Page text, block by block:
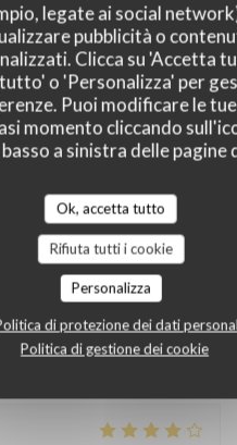
legate ai social
pubblicità o
Clicca su 'Accetta
o 'Personalizza' per
Puoi modificare le
momento cliccando
a sinistra delle pagine
Ok, accetta tutto
Rifiuta tutti i cookie
Personalizza
di protezione dei dati
Politica di gestione dei cookie
: 5 /5 Qualità / Prezzo: 5/5
juste magnifique!
Qualità / Prezzo
plats goûteux, c'était